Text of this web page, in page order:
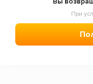
При